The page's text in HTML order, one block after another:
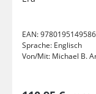
EAN:9780195149586
Sprache: Englisch
Von/Mit: Michael B.